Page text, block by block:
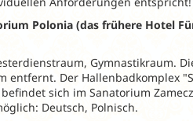
Polonia (das frühere Hotel
Gymnastikraum.
entfernt. Der Hallenbadkomplex
sich im Sanatorium
Deutsch, Polnisch.